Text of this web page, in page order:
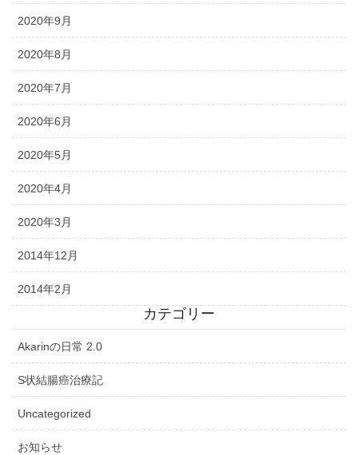
2020年9月
2020年8月
2020年7月
2020年6月
2020年5月
2020年4月
2020年3月
2014年12月
2014年2月
カテゴリー
Akarinの日常 2.0
S状結腸癌治療記
Uncategorized
お知らせ